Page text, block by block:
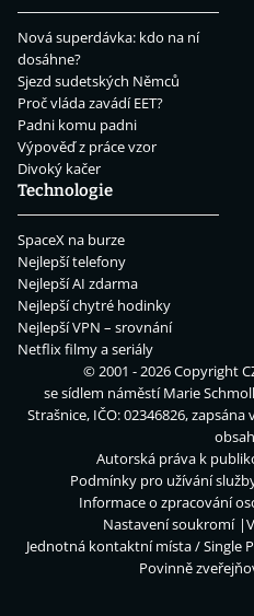
Nová superdávka: kdo na ní
dosáhne?
Sjezd sudetských Němců
Proč vláda zavádí EET?
Padni komu padni
Výpověď z práce vzor
Divoký kačer
Technologie
SpaceX na burze
Nejlepší telefony
Nejlepší AI zdarma
Nejlepší chytré hodinky
Nejlepší VPN – srovnání
Netflix filmy a seriály
© 2001 - 2026 Copyright
se sídlem náměstí Marie
Strašnice, IČO: 02346826,
Autorská práva k
Podmínky pro užívání
Informace o zpracování
Nastavení soukromí
Jednotná kontaktní místa / Single
Povinně